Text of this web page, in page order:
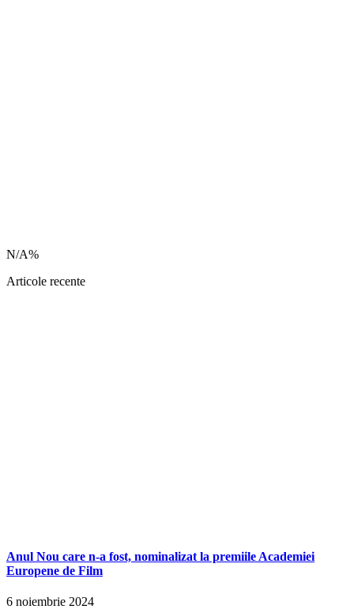
N/A%
Articole recente
Anul Nou care n-a fost, nominalizat la premiile Academiei
Europene de Film
6 noiembrie 2024